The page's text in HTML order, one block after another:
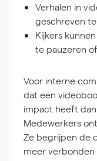
Verhalen in
geschreven
Kijkers
te pauzeren
Voor interne
dat een
impact heeft dan
Medewerkers
Ze begrijpen de
meer